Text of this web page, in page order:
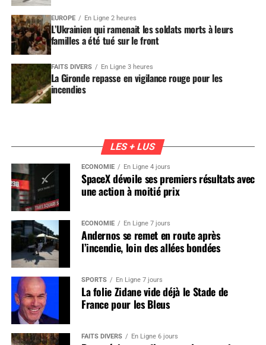
EUROPE En Ligne 2 heures
L’Ukrainien qui ramenait les soldats morts à leurs
familles a été tué sur le front
FAITS DIVERS En Ligne 3 heures
La Gironde repasse en vigilance rouge pour les
incendies
LES + LUS
ÉCONOMIE En Ligne 4 jours
SpaceX dévoile ses premiers résultats avec
une action à moitié prix
ÉCONOMIE En Ligne 7 jours
Andernos se remet en route après
l’incendie, loin des allées bondées
SPORTS En Ligne 7 jours
La folie Zidane vide déjà le Stade de
France pour les Bleus
FAITS DIVERS En Ligne 6 jours